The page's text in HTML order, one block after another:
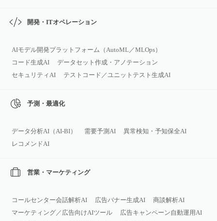
開発・ITオペレーション
AIモデル開発プラットフォーム（AutoML／MLOps）
コード生成AI
データセット作成・アノテーション
セキュリティAI
テストコード／ユニットテスト生成AI
予測・最適化
データ分析AI（AI‑BI） 需要予測AI
異常検知・予知保全AI
レコメンドAI
営業・マーケティング
コールセンター会話解析AI 広告バナー生成AI
商談解析AI
マーケティング／広告向けAIツール
広告キャンペーン自動運用AI